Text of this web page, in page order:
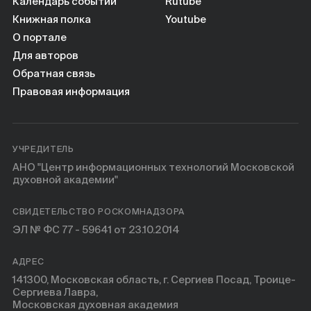
Книжная полка
О портале
Для авторов
Обратная связь
Правовая информация
Youtube
УЧРЕДИТЕЛЬ
АНО "Центр информационных технологий Московской
духовной академии"
СВИДЕТЕЛЬСТВО РОСКОМНАДЗОРА
ЭЛ № ФС 77 - 59641 от 23.10.2014
АДРЕС
141300, Московская область, г. Сергиев Посад, Троице-
Сергиева Лавра,
Московская духовная академия